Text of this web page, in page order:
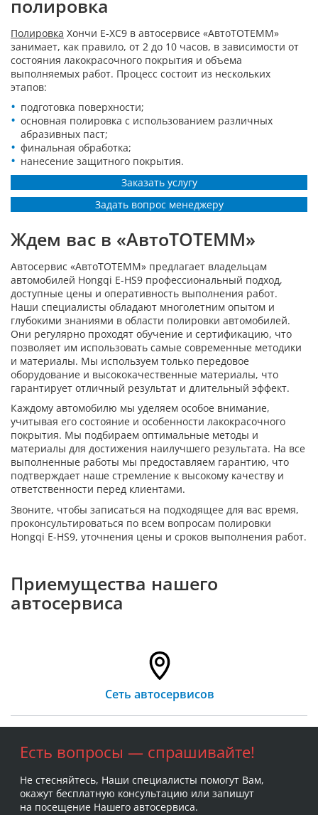
полировка
Полировка Хончи Е-ХС9 в автосервисе «АвтоТОТЕММ»
занимает, как правило, от 2 до 10 часов, в зависимости от
состояния лакокрасочного покрытия и объема
выполняемых работ. Процесс состоит из нескольких
этапов:
подготовка поверхности;
основная полировка с использованием различных
абразивных паст;
финальная обработка;
нанесение защитного покрытия.
Заказать услугу
Задать вопрос менеджеру
Ждем вас в «АвтоТОТЕММ»
Автосервис «АвтоТОТЕММ» предлагает владельцам
автомобилей Hongqi E-HS9 профессиональный подход,
доступные цены и оперативность выполнения работ.
Наши специалисты обладают многолетним опытом и
глубокими знаниями в области полировки автомобилей.
Они регулярно проходят обучение и сертификацию, что
позволяет им использовать самые современные методики
и материалы. Мы используем только передовое
оборудование и высококачественные материалы, что
гарантирует отличный результат и длительный эффект.
Каждому автомобилю мы уделяем особое внимание,
учитывая его состояние и особенности лакокрасочного
покрытия. Мы подбираем оптимальные методы и
материалы для достижения наилучшего результата. На все
выполненные работы мы предоставляем гарантию, что
подтверждает наше стремление к высокому качеству и
ответственности перед клиентами.
Звоните, чтобы записаться на подходящее для вас время,
проконсультироваться по всем вопросам полировки
Hongqi E-HS9, уточнения цены и сроков выполнения работ.
Приемущества нашего
автосервиса
Сеть автосервисов
Есть вопросы — спрашивайте!
Не стесняйтесь, Наши специалисты помогут Вам,
окажут бесплатную консультацию или запишут
на посещение Нашего автосервиса.